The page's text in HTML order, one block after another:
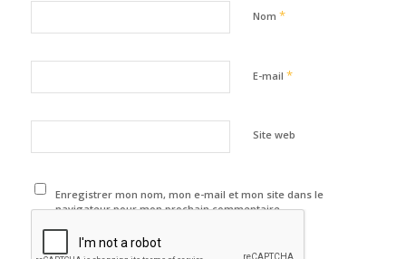
Nom *
E-mail *
Site web
Enregistrer mon nom, mon e-mail et mon site dans le
navigateur pour mon prochain commentaire.